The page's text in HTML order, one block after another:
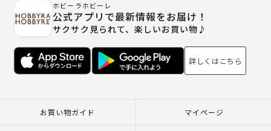
ホビーラホビーレ
公式アプリで最新情報をお届け！
サクサク見られて、楽しいお買い物♪
詳しくはこちら
お買い物ガイド マイページ